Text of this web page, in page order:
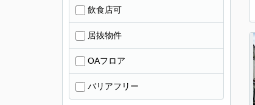
飲食店可
居抜物件
OAフロア
バリアフリー